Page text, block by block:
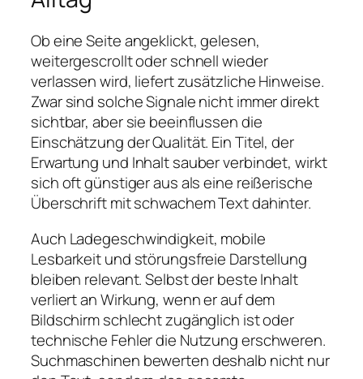
Ob eine Seite angeklickt, gelesen,
weitergescrollt oder schnell wieder
verlassen wird, liefert zusätzliche Hinweise.
Zwar sind solche Signale nicht immer direkt
sichtbar, aber sie beeinflussen die
Einschätzung der Qualität. Ein Titel, der
Erwartung und Inhalt sauber verbindet, wirkt
sich oft günstiger aus als eine reißerische
Überschrift mit schwachem Text dahinter.
Auch Ladegeschwindigkeit, mobile
Lesbarkeit und störungsfreie Darstellung
bleiben relevant. Selbst der beste Inhalt
verliert an Wirkung, wenn er auf dem
Bildschirm schlecht zugänglich ist oder
technische Fehler die Nutzung erschweren.
Suchmaschinen bewerten deshalb nicht nur